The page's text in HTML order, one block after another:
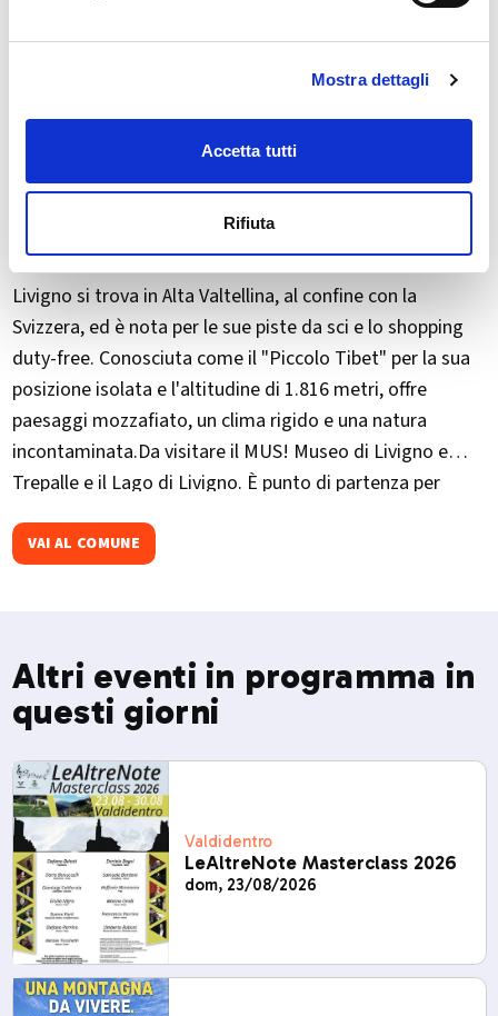
Mostra dettagli
Accetta tutti
Rifiuta
Livigno si trova in Alta Valtellina, al confine con la
Svizzera, ed è nota per le sue piste da sci e lo shopping
duty-free. Conosciuta come il "​Piccolo Tibet" per la sua
posizione isolata e l'altitudine di 1.816 metri, offre
paesaggi mozzafiato, un clima rigido e una natura
incontaminata.Da visitare il MUS! Museo di Livigno e
Trepalle e il Lago di Livigno. È punto di partenza per
dicembre ospita La Sgambeda, gara internazionale di sci
VAI AL COMUNE
Altri eventi in programma in
questi giorni
Valdidentro
LeAltreNote Masterclass 2026
dom, 23/08/2026